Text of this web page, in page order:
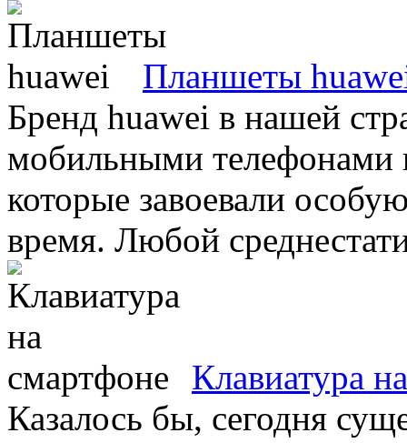
Планшеты
Бренд huawei в нашей
мобильными телефонами
которые завоевали
время. Любой
Клавиатура
Казалось бы, сегодня